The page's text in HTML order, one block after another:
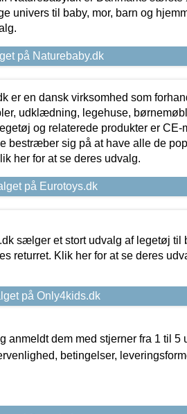
univers til baby, mor, barn og
på Naturebaby.dk
er en dansk virksomhed som
udklædning, legehuse,
og relaterede produkter er
bestræber sig på at have alle de
her for at se deres udvalg.
på Eurotoys.dk
sælger et stort udvalg af legetøj til
returret. Klik her for at se deres
på Only4kids.dk
dem med stjerner fra 1 til 5
betingelser,